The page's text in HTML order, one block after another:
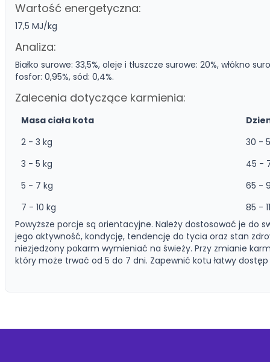
Wartość energetyczna:
17,5 MJ/kg
Analiza:
Białko surowe: 33,5%, oleje i tłuszcze surowe: 20%, włókno
fosfor: 0,95%, sód: 0,4%.
Zalecenia dotyczące karmienia:
Masa ciała kota
2 - 3 kg
30 -
3 - 5 kg
45 -
5 - 7 kg
65 -
7 - 10 kg
85 -
Powyższe porcje są orientacyjne. Należy dostosować je do
jego aktywność, kondycję, tendencję do tycia oraz stan
niezjedzony pokarm wymieniać na świeży. Przy zmianie
który może trwać od 5 do 7 dni. Zapewnić kotu łatwy